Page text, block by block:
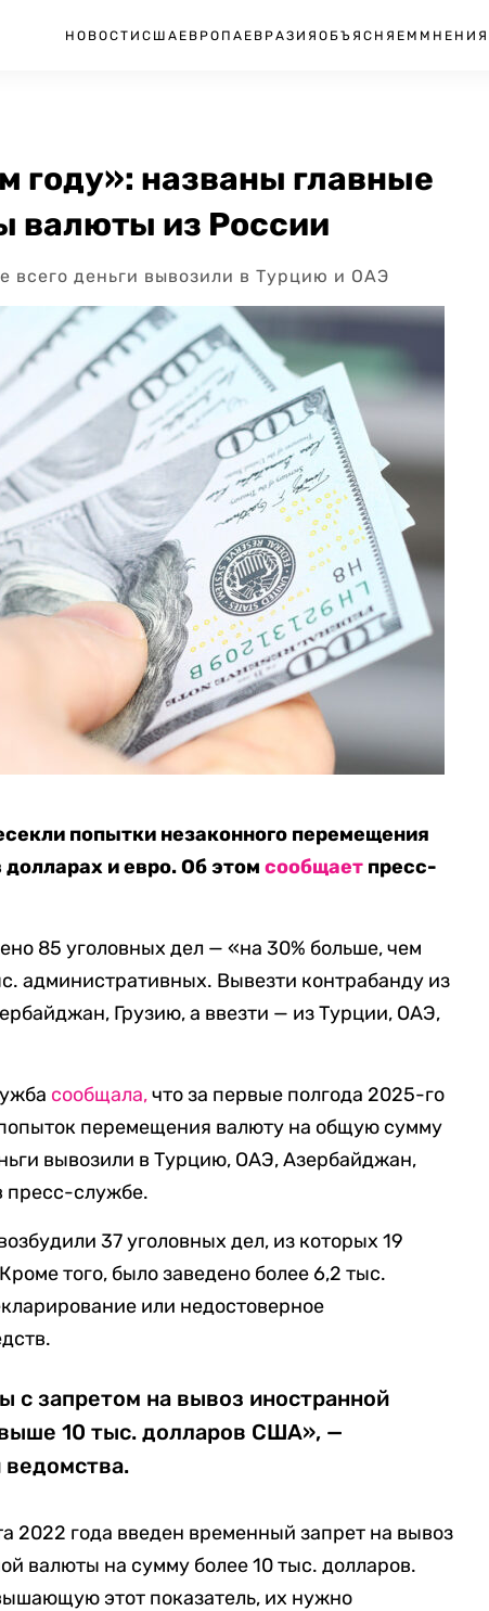
НОВОСТИ США ЕВРОПА ЕВРАЗИЯ ОБЪЯСНЯЕМ МНЕНИЯ
году»: названы главные
валюты из России
всего деньги вывозили в Турцию и ОАЭ
попытки незаконного перемещения
долларах и евро. Об этомсообщает пресс-
85 уголовных дел — «на 30% больше, чем
административных. Вывезти контрабанду из
Грузию, а ввезти — из Турции, ОАЭ,
сообщала,что за первые полгода 2025-го
перемещения валюту на общую сумму
вывозили в Турцию, ОАЭ, Азербайджан,
пресс-службе.
37 уголовных дел, из которых 19
того, было заведено более 6,2 тыс.
или недостоверное
с запретом на вывоз иностранной
10 тыс. долларов США», —
ведомства.
2022 года введен временный запрет на вывоз
валюты на сумму более 10 тыс. долларов.
этот показатель, их нужно